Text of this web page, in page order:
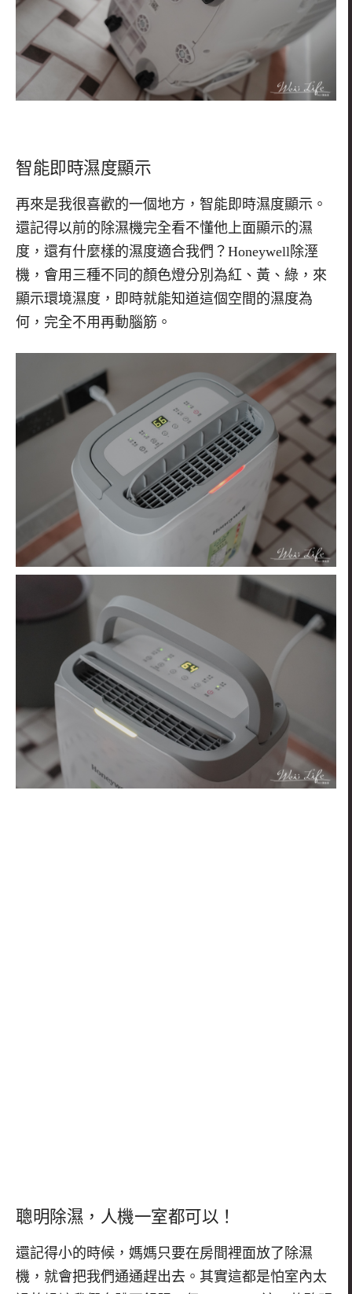
智能即時濕度顯示
再來是我很喜歡的一個地方，智能即時濕度顯示。
還記得以前的除濕機完全看不懂他上面顯示的濕
度，還有什麼樣的濕度適合我們？Honeywell除溼
機，會用三種不同的顏色燈分別為紅、黃、綠，來
顯示環境濕度，即時就能知道這個空間的濕度為
何，完全不用再動腦筋。
聰明除濕，人機一室都可以！
還記得小的時候，媽媽只要在房間裡面放了除濕
機，就會把我們通通趕出去。其實這都是怕室內太